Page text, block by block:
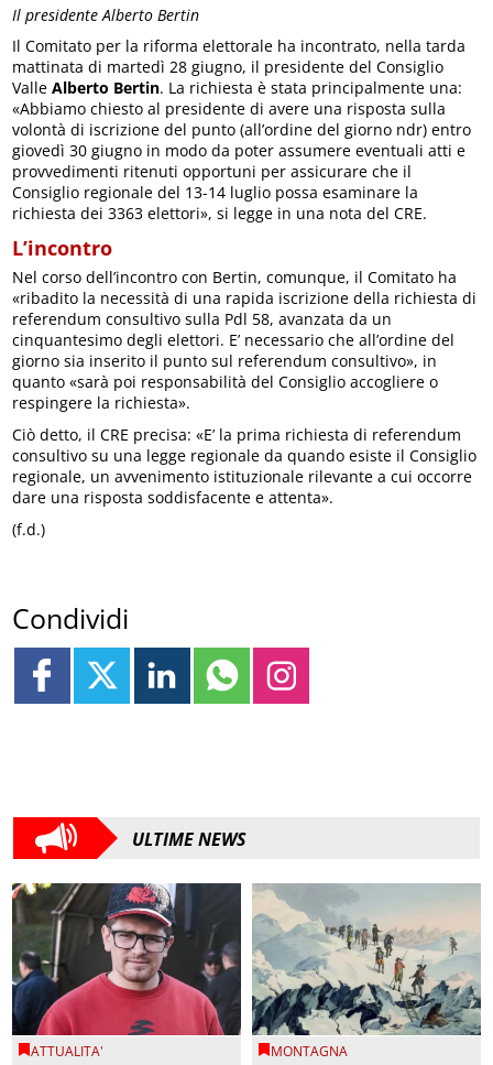
Il presidente Alberto Bertin
Il Comitato per la riforma elettorale ha incontrato, nella tarda
mattinata di martedì 28 giugno, il presidente del Consiglio
ValleAlberto Bertin. La richiesta è stata principalmente una:
«Abbiamo chiesto al presidente di avere una risposta sulla
volontà di iscrizione del punto (all’ordine del giorno ndr) entro
giovedì 30 giugno in modo da poter assumere eventuali atti e
provvedimenti ritenuti opportuni per assicurare che il
Consiglio regionale del 13-14 luglio possa esaminare la
richiesta dei 3363 elettori», si legge in una nota del CRE.
L’incontro
Nel corso dell’incontro con Bertin, comunque, il Comitato ha
«ribadito la necessità di una rapida iscrizione della richiesta di
referendum consultivo sulla Pdl 58, avanzata da un
cinquantesimo degli elettori. E’ necessario che all’ordine del
giorno sia inserito il punto sul referendum consultivo», in
quanto «sarà poi responsabilità del Consiglio accogliere o
respingere la richiesta».
Ciò detto, il CRE precisa: «E’ la prima richiesta di referendum
consultivo su una legge regionale da quando esiste il Consiglio
regionale, un avvenimento istituzionale rilevante a cui occorre
dare una risposta soddisfacente e attenta».
(f.d.)
Condividi
ULTIME NEWS
ATTUALITA' MONTAGNA